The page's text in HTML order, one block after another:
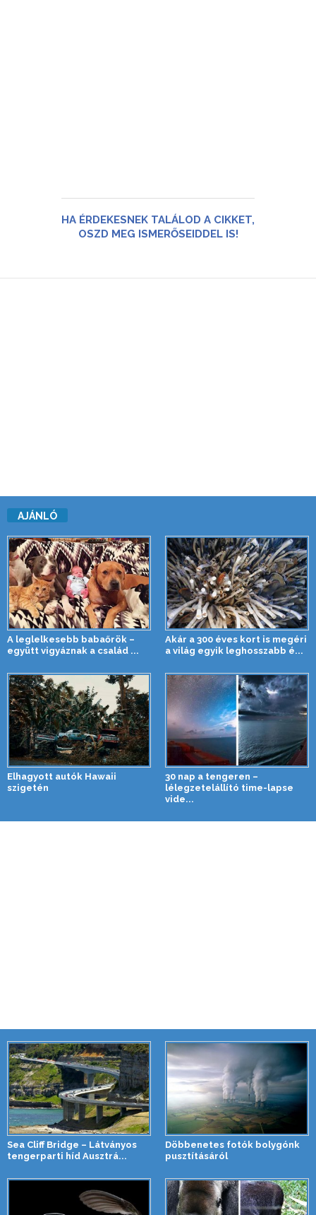
HA ÉRDEKESNEK TALÁLOD A CIKKET,
OSZD MEG ISMERŐSEIDDEL IS!
AJÁNLÓ
A leglelkesebb babaőrök –
együtt vigyáznak a család ...
Akár a 300 éves kort is megéri
a világ egyik leghosszabb é...
Elhagyott autók Hawaii
szigetén
30 nap a tengeren –
lélegzetelállító time-lapse
vide...
Sea Cliff Bridge – Látványos
tengerparti híd Ausztrá...
Döbbenetes fotók bolygónk
pusztításáról